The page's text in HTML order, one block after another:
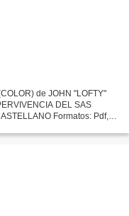
de JOHN "LOFTY"
DEL SAS
Formatos: Pdf,